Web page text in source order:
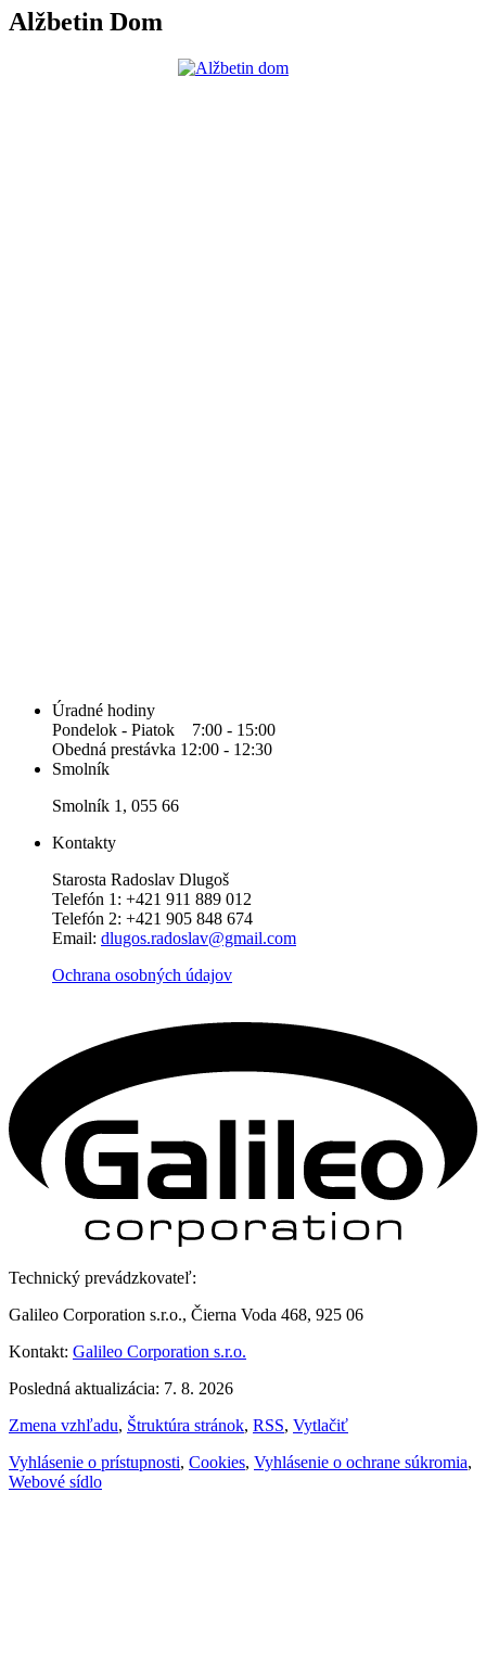
Alžbetin Dom
Úradné hodiny
Pondelok - Piatok 7:00 - 15:00
Obedná prestávka 12:00 - 12:30
Smolník
Smolník 1, 055 66
Kontakty
Starosta Radoslav Dlugoš
Telefón 1: +421 911 889 012
Telefón 2: +421 905 848 674
Email: dlugos.radoslav@gmail.com
Ochrana osobných údajov
Technický prevádzkovateľ:
Galileo Corporation s.r.o., Čierna Voda 468, 925 06
Kontakt: Galileo Corporation s.r.o.
Posledná aktualizácia: 7. 8. 2026
Zmena vzhľadu, Štruktúra stránok, RSS, Vytlačiť
Vyhlásenie o prístupnosti, Cookies, Vyhlásenie o ochrane súkromia,
Webové sídlo